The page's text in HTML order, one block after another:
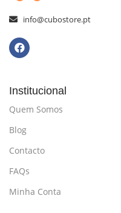
info@cubostore.pt
Institucional
Quem Somos
Blog
Contacto
FAQs
Minha Conta